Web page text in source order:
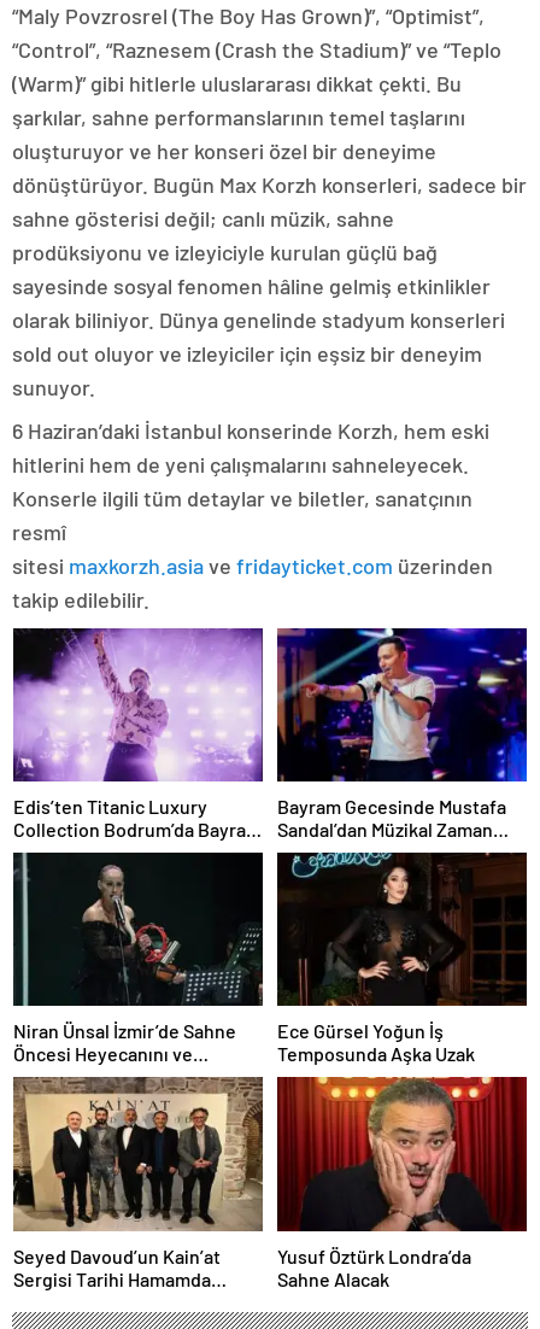
“Maly Povzrosrel (The Boy Has Grown)”, “Optimist”,
“Control”, “Raznesem (Crash the Stadium)” ve “Teplo
(Warm)” gibi hitlerle uluslararası dikkat çekti. Bu
şarkılar, sahne performanslarının temel taşlarını
oluşturuyor ve her konseri özel bir deneyime
dönüştürüyor. Bugün Max Korzh konserleri, sadece bir
sahne gösterisi değil; canlı müzik, sahne
prodüksiyonu ve izleyiciyle kurulan güçlü bağ
sayesinde sosyal fenomen hâline gelmiş etkinlikler
olarak biliniyor. Dünya genelinde stadyum konserleri
sold out oluyor ve izleyiciler için eşsiz bir deneyim
sunuyor.
6 Haziran’daki İstanbul konserinde Korzh, hem eski
hitlerini hem de yeni çalışmalarını sahneleyecek.
Konserle ilgili tüm detaylar ve biletler, sanatçının
resmî
sitesi maxkorzh.asiave fridayticket.com üzerinden
takip edilebilir.
Edis’ten Titanic Luxury
Collection Bodrum’da Bayram
Gecesine Damga Vuran
Performans
Bayram Gecesinde Mustafa
Sandal’dan Müzikal Zaman
Yolculuğu
Niran Ünsal İzmir’de Sahne
Öncesi Heyecanını ve
Projelerini Anlattı
Ece Gürsel Yoğun İş
Temposunda Aşka Uzak
Seyed Davoud’un Kain’at
Sergisi Tarihi Hamamda
Yusuf Öztürk Londra’da
Sahne Alacak